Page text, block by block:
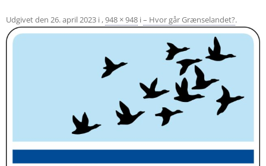
Udgivet den 26. april 2023 i ,948 × 948 i– Hvor går Grænselandet?.